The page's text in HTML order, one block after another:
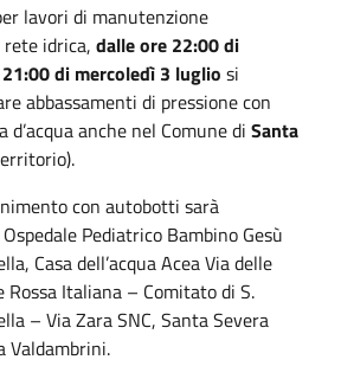
lavori di manutenzione
idrica, dalle ore 22:00 di
di mercoledì 3 luglio si
abbassamenti di pressione con
d’acqua anche nel Comune di Santa
con autobotti sarà
Pediatrico Bambino Gesù
Casa dell’acqua Acea Via delle
Rossa Italiana – Comitato di S.
– Via Zara SNC, Santa Severa
Valdambrini.